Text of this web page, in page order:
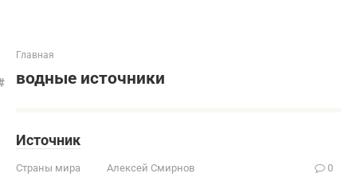
Главная
водные источники
Источник
Страны мира Алексей Смирнов 0